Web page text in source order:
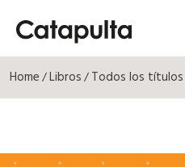
Home/Libros/Todos los títulos